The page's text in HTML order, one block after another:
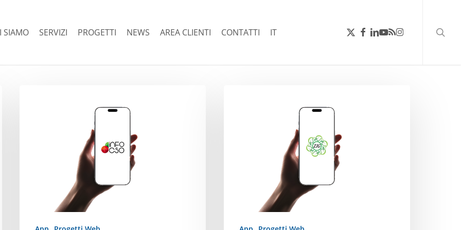
SIAMO SERVIZI PROGETTI NEWS AREA CLIENTI CONTATTI IT X-
TWITTER
FACEBOOK
LINKEDIN
YOUTUBE
RSSINSTAGRAM